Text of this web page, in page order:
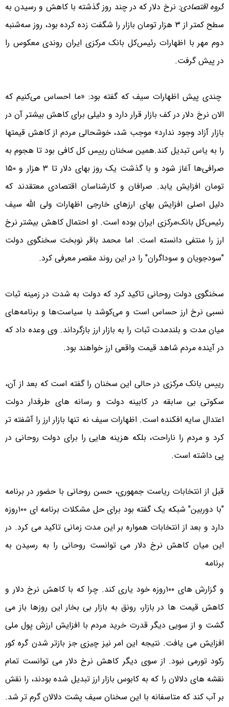
گروه اقتصادی: نرخ دلار که در چند روز گذشته با کاهش و رسیدن به
سطح کمتر از ۳ هزار تومان بازار را شگفت زده کرده بود، روز سه‌شنبه
دوم مهر با اظهارات رئیس‌کل بانک مرکزی ایران روندی معکوس را
در پیش گرفت.
چندی پیش اظهارات سیف که گفته بود: «ما احساس می‌کنیم که
الان نرخ دلار در کف بازار قرار دارد و دلیلی برای کاهش بیشتر آن در
بازار آزاد وجود ندارد» موجب شد، خوشحالی مردم از کاهش قیمتها
را به یاس تبدیل کند.همین سخنان رییس کل کافی بود تا هجوم به
صرافی‌ها آغاز شود و با گذشت یک ‌روز بهای دلار تا ۳ هزار و ۱۵۰
تومان افزایش یابد. صرافان و کارشناسان اقتصادی معتقدند که
دلیل اصلی افزایش بهای ارزهای خارجی اظهارات ولی الله سیف‌
رئیس‌کل بانک‌مرکزی ایران بوده است. او احتمال کاهش بیشتر نرخ
ارز را منتفی دانسته است. اما محمد باقر نوبخت سخنگوی دولت
"سودجویان و سوداگران" را در این روند مقصر معرفی کرد.
سخنگوی دولت روحانی تاکید کرد که دولت به شدت در زمینه ثبات
نسبی نرخ ارز حساس است و می‌کوشد با سیاست‌ها و برنامه‌های
میان مدت و بلندمدت ثبات را به بازار ارز بازگرداند. وی وعده داد که
در آینده مردم شاهد قیمت واقعی ارز خواهند بود.
رییس بانک مرکزی در حالی این سخنان را گفته است که بعد از آن،
سکوتی بی سابقه در کابینه دولت و رسانه های طرفدار دولت
اعتدال سایه افکنده است. اظهارات سیف نه تنها بازار ارز را آشفته تر
کرد و مردم را ناراحت، بلکه هزینه هایی را برای دولت روحانی در
پی داشته است.
قبل از انتخابات ریاست جمهوری، حسن روحانی با حضور در برنامه
"با دوربین" شبکه یک گفته بود برای حل مشکلات برنامه ای ۱۰۰روزه
دارد و بعد از انتخابات همواره بر این مدت زمانی تاکید می کرد. در
این میان کاهش نرخ دلار می توانست روحانی را به رسیدن به
برنامه
و گزارش های ۱۰۰روزه خود یاری کند. چرا که با کاهش نرخ دلار و
کاهش قیمت ها در بازار، رونق به بازار بی بخار این روزها باز می
گشت و از سویی دیگر قدرت خرید مردم با افزایش ارزش پول ملی
افزایش می یافت. نتیجه این امر نیز چیزی جز بازتر شدن گره کور
رکود تورمی نبود. از سوی دیگر کاهش نرخ دلار می توانست تمام
نقشه های دلالان را که به کابوس بازار ارز تبدیل شده بودند، را نقش
بر آب کند که متاسفانه با این سخنان سیف پشت دلالان گرم تر شد.